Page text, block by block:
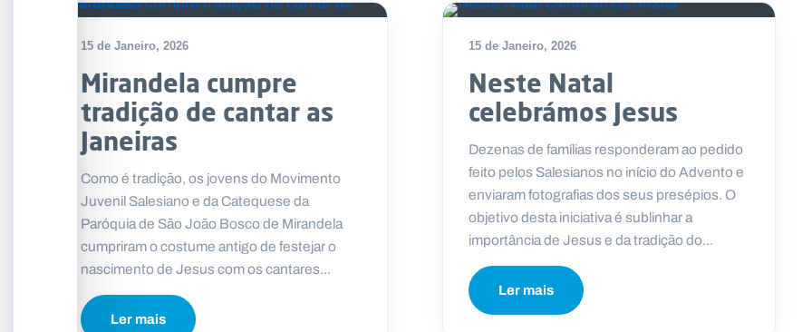
15 de Janeiro, 2026
Mirandela cumpre
tradição de cantar as
Janeiras
Como é tradição, os jovens do Movimento
Juvenil Salesiano e da Catequese da
Paróquia de São João Bosco de Mirandela
cumpriram o costume antigo de festejar o
nascimento de Jesus com os cantares...
Ler mais
15 de Janeiro, 2026
Neste Natal
celebrámos Jesus
Dezenas de famílias responderam ao pedido
feito pelos Salesianos no início do Advento e
enviaram fotografias dos seus presépios. O
objetivo desta iniciativa é sublinhar a
importância de Jesus e da tradição do...
Ler mais